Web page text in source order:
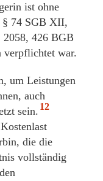
ist ohne
§ 74 SGB XII,
2058, 426 BGB
verpflichtet war.
um Leistungen
auch
sein. 12
die die
vollständig